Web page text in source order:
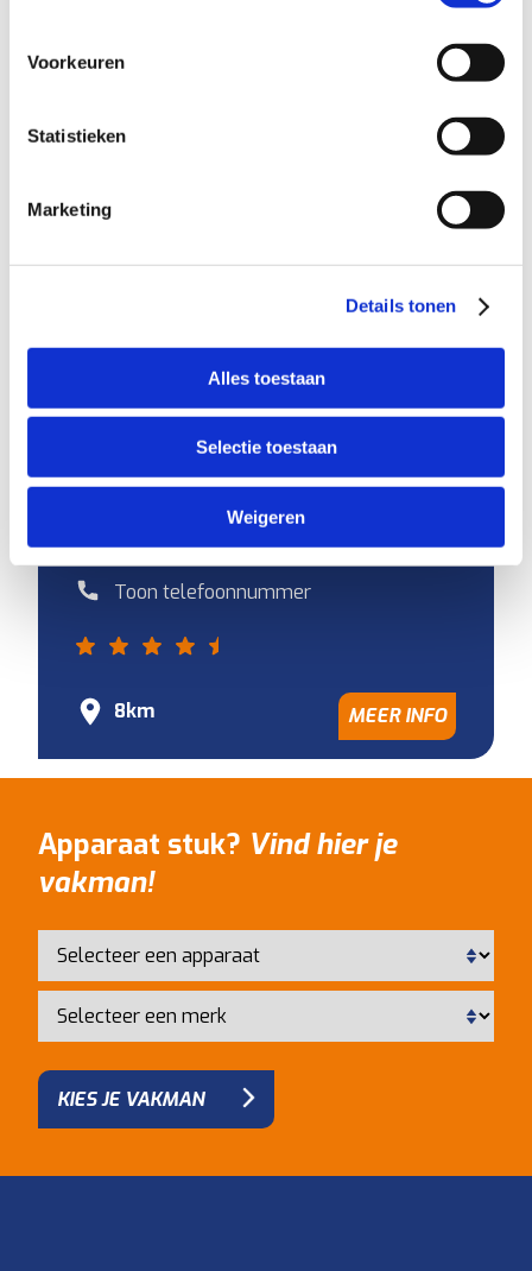
Voorkeuren
Statistieken
Marketing
Details tonen
Alles toestaan
Selectie toestaan
Weigeren
Dorpsstraat 21, 3981EA, Bunnik
ELECTRO WORLD ELEKTRON
Nassaustraat 9, 3601BA, Maarssen
Reparatievakman met winkel
Geopend- Sluit om 18:00
Toon telefoonnummer
8km MEER INFO
Apparaat stuk? Vind hier je
vakman!
KIES JE VAKMAN